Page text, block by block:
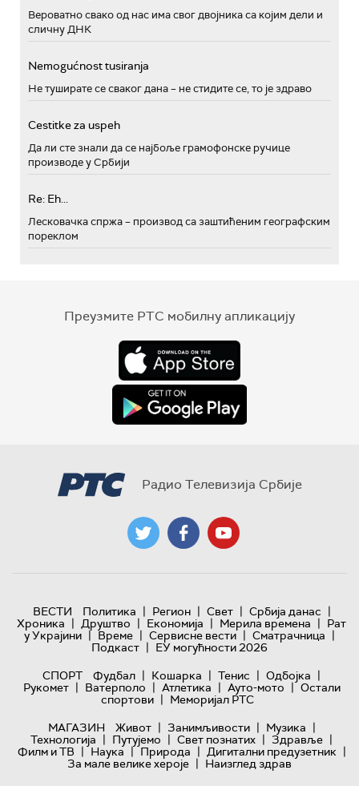
Вероватно свако од нас има свог двојника са којим дели и
сличну ДНК
Nemogućnost tusiranja
Не туширате се сваког дана – не стидите се, то је здраво
Cestitke za uspeh
Да ли сте знали да се најбоље грамофонске ручице
производе у Србији
Re: Eh...
Лесковачка спржа – производ са заштићеним географским
пореклом
Преузмите РТС мобилну апликацију
Радио Телевизија Србије
ВЕСТИ Политика | Регион | Свет | Србија данас |
Хроника | Друштво | Економија | Мерила времена | Рат
у Украјини | Време | Сервисне вести | Сматрачница |
Подкаст | ЕУ могућности 2026
СПОРТ
Фудбал | Кошарка | Тенис | Одбојка |
Рукомет | Ватерполо | Атлетика | Ауто-мото | Остали
спортови | Меморијал РТС
МАГАЗИН
Живот | Занимљивости | Музика |
Технологијa | Путујемо | Свет познатих | Здравље |
Филм и ТВ | Наука | Природа | Дигитални предузетник |
За мале велике хероје | Наизглед здрав